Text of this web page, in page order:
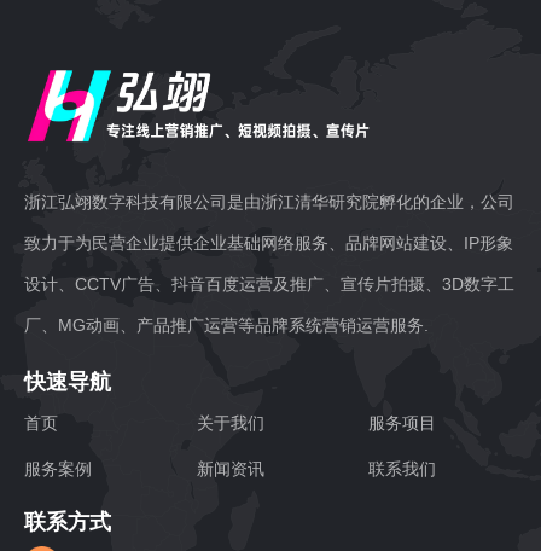
浙江弘翊数字科技有限公司是由浙江清华研究院孵化的企业，公司
致力于为民营企业提供企业基础网络服务、品牌网站建设、IP形象
设计、CCTV广告、抖音百度运营及推广、宣传片拍摄、3D数字工
厂、MG动画、产品推广运营等品牌系统营销运营服务.
快速导航
首页 关于我们 服务项目
服务案例 新闻资讯 联系我们
联系方式